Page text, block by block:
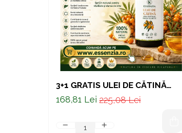
3+1 GRATIS ULEI DE CĂTINĂ
PRESAT LA RECE – SUPORT
NATURAL PENTRU IMUNITATE ȘI
225,08 Lei
168,81 Lei